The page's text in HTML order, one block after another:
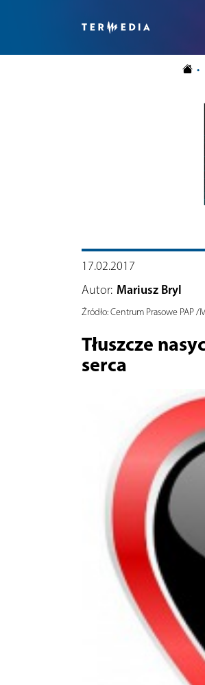
17.02.2017
Autor: Mariusz Bryl
Źródło:Centrum Prasowe PAP /
Tłuszcze
serca